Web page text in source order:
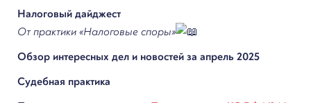
Налоговый дайджест
От практики «Налоговые споры»
Обзор интересных дел и новостей за апрель 2025
Судебная практика